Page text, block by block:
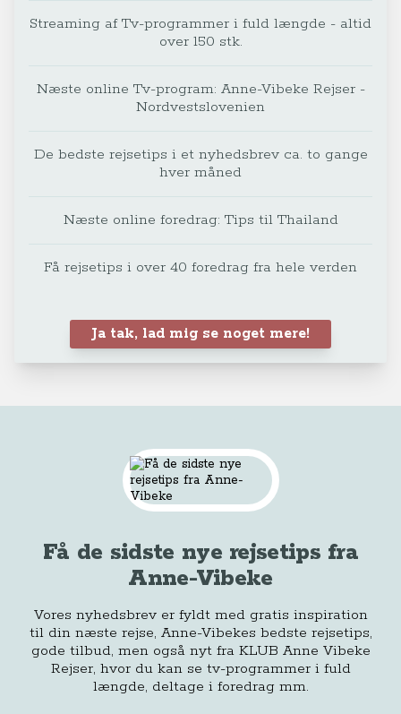
Streaming af Tv-programmer i fuld længde - altid
over 150 stk.
Næste online Tv-program: Anne-Vibeke Rejser -
Nordvestslovenien
De bedste rejsetips i et nyhedsbrev ca. to gange
hver måned
Næste online foredrag: Tips til Thailand
Få rejsetips i over 40 foredrag fra hele verden
Ja tak, lad mig se noget mere!
Få de sidste nye rejsetips fra
Anne-Vibeke
Vores nyhedsbrev er fyldt med gratis inspiration
til din næste rejse, Anne-Vibekes bedste rejsetips,
gode tilbud, men også nyt fra KLUB Anne Vibeke
Rejser, hvor du kan se tv-programmer i fuld
længde, deltage i foredrag mm.